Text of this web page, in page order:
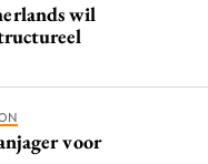
wil
voor